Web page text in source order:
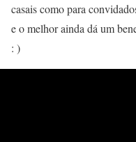
casais como para
e o melhor ainda dá um
: )